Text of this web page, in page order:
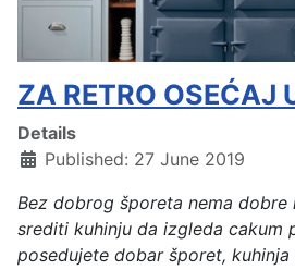
ZA RETRO OSEĆAJ
Details
Published: 27 June 2019
Bez dobrog šporeta nema dobre
srediti kuhinju da izgleda cakum
posedujete dobar šporet, kuhinja